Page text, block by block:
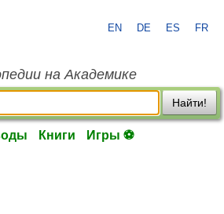
EN DE ES FR
на Академике
Найти!
Книги Игры ⚽